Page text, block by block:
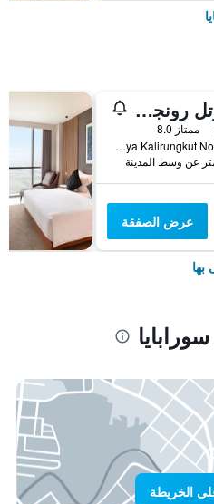
فيفهوتل رونجكت سورابايا
ممتاز 8.0
Jl. Raya Kalirungkut No. 23 - 25, سورابايا, إندونيسيا
عرض الصفقة
الخريطة